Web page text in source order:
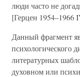
люди часто не
[Герцен 1954–1966
Данный фрагмент
психологического
литературных
духовном или